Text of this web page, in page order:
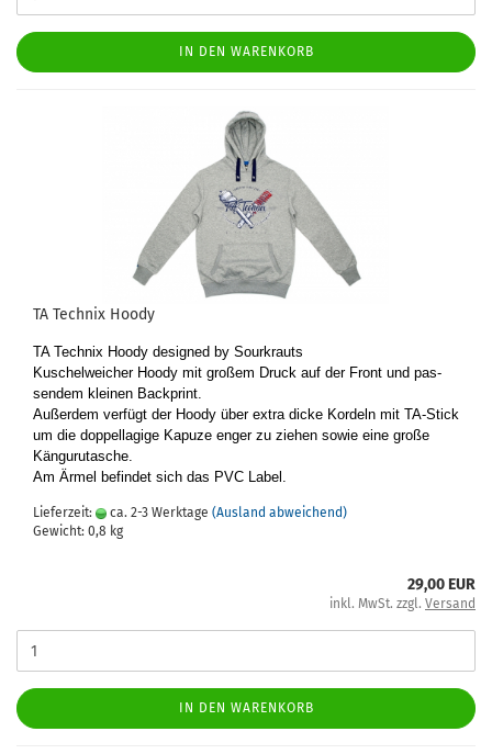
IN DEN WARENKORB
TA Tech­nix Hoody
TA Tech­nix Hoody de­si­gned by Sourkrauts
Ku­schel­wei­cher Hoody mit gro­ßem Druck auf der Front und pas­
sen­dem klei­nen Back­print.
Au­ßer­dem ver­fügt der Hoody über extra dicke Kor­deln mit TA-​Stick
um die dop­pel­la­gi­ge Ka­pu­ze enger zu zie­hen sowie eine große
Kän­gu­ru­tasche.
Am Ärmel be­fin­det sich das PVC Label.
Lieferzeit: ca. 2-3 Werktage (Ausland abweichend)
Gewicht: 0,8 kg
29,00 EUR
inkl. MwSt. zzgl. Versand
IN DEN WARENKORB